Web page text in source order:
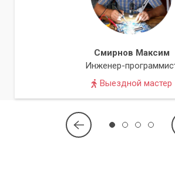
В некоторых случаях, если перемычки
извлекать батарейку CMOS на
аппаратную часть компьютера
профессионалам!
Смирнов Максим
Инженер-
Выездной мастер